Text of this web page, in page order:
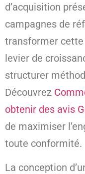
d’acquisition
campagnes de
transformer
levier de
structurer
Découvrez
obtenir des avis
de maximiser
toute conformité.
La conception